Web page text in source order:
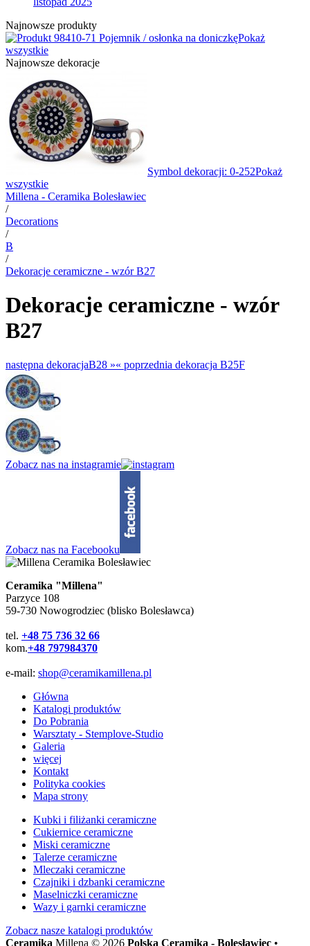
Najnowsze produkty
10-71 Pojemnik / osłonka na doniczkęPokaż
wszystkie
Najnowsze dekoracje
Symbol dekoracji: 0-252Pokaż
wszystkie
Millena - Ceramika Bolesławiec
/
Decorations
/
B
/
Dekoracje ceramiczne - wzór B27
Dekoracje ceramiczne - wzór
B27
następna dekoracjaB28 »« poprzednia dekoracja B25F
Zobacz nas na instagramie
Zobacz nas na Facebooku
Ceramika "Millena"
Parzyce 108
59-730 Nowogrodziec (blisko Bolesławca)
tel. +48 75 736 32 66
kom.+48 797984370
e-mail: shop@ceramikamillena.pl
Główna
Katalogi produktów
Do Pobrania
Warsztaty - Stemplove-Studio
Galeria
więcej
Kontakt
Polityka cookies
Mapa strony
Kubki i filiżanki ceramiczne
Cukiernice ceramiczne
Miski ceramiczne
Talerze ceramiczne
Mleczaki ceramiczne
Czajniki i dzbanki ceramiczne
Maselniczki ceramiczne
Wazy i garnki ceramiczne
Zobacz nasze katalogi produktów
Ceramika Millena © 2026 Polska Ceramika - Bolesławiec •